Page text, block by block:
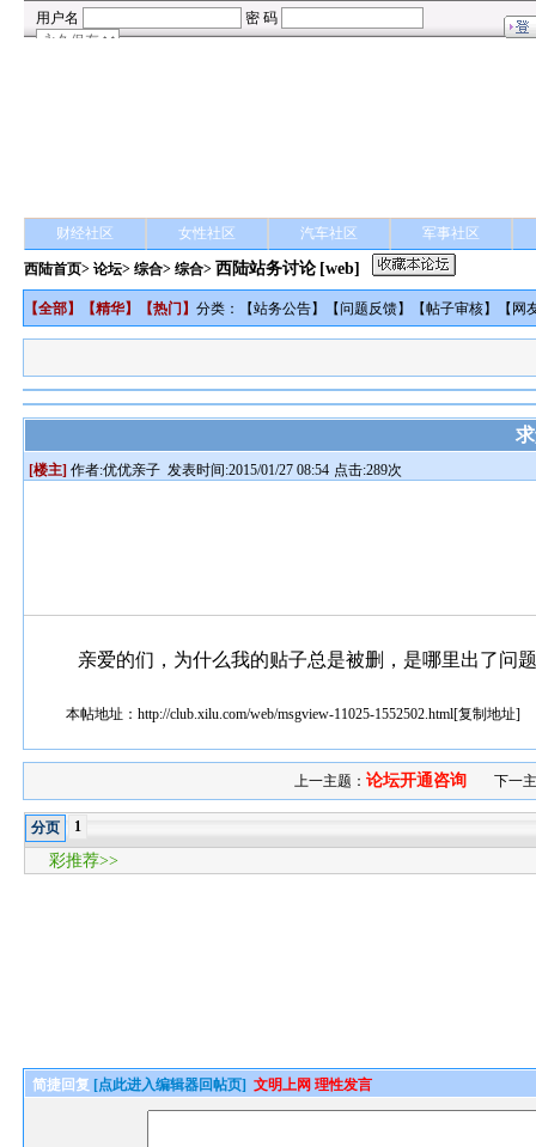
财经社区 女性社区 汽车社区 军事社区
西陆首页>论坛>综合> 综合> 西陆站务讨论 [web]
【全部】【精华】【热门 】分类：【站务公告】【问题反馈】【帖子审核】【 网
[楼主] 作者:优优亲子 发表时间:2015/01/27 08:54 点击:289次
亲爱的们，为什么我的贴子总是被删，是哪里出了问
本帖地址：http://club.xilu.com/web/msgview-11025-1552502.html[复制地址]
上一主题： 论坛开通咨询 下一
分页 1
彩推荐>>
简捷回复 [点此进入编辑器回帖页] 文明上网 理性发言